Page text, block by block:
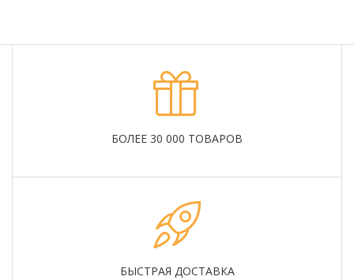
БОЛЕЕ 30 000 ТОВАРОВ
БЫСТРАЯ ДОСТАВКА